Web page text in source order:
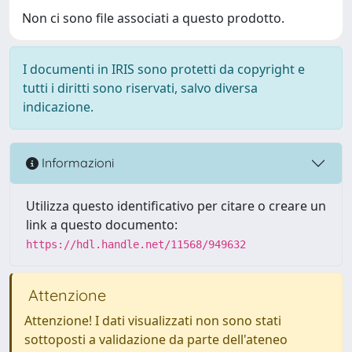
Non ci sono file associati a questo prodotto.
I documenti in IRIS sono protetti da copyright e
tutti i diritti sono riservati, salvo diversa
indicazione.
Informazioni
Utilizza questo identificativo per citare o creare un
link a questo documento:
https://hdl.handle.net/11568/949632
Attenzione
Attenzione! I dati visualizzati non sono stati
sottoposti a validazione da parte dell'ateneo